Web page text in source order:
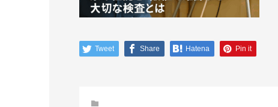
Tweet Share Hatena Pin it